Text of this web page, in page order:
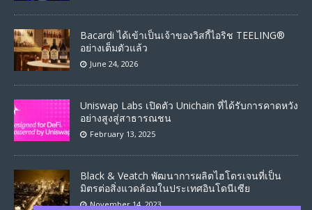
Bacardi ได้เข้าเป็นเจ้าของวิสกี้ไอริช TEELING®
อย่างเต็มตัวแล้ว
June 24, 2026
Uniswap Labs เปิดตัว Unichain ที่ได้รับการคาดหวัง
อย่างสูงสู่สาธารณชน
February 13, 2025
Black & Veatch พัฒนาการผลิตไฮโดรเจนที่เป็น
มิตรต่อสิ่งแวดล้อมในประเทศอินโดนีเซีย
November 14, 2023